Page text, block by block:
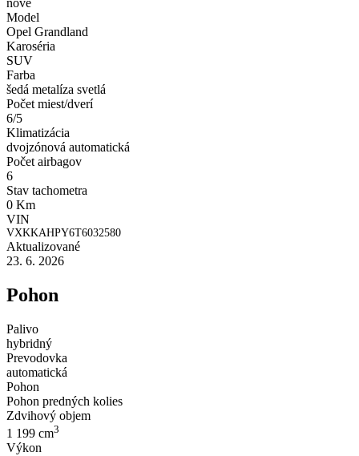
Model
Opel Grandland
Karoséria
SUV
Farba
šedá metalíza svetlá
Počet miest/dverí
6/5
Klimatizácia
dvojzónová automatická
Počet airbagov
6
Stav tachometra
0 Km
VIN
VXKKAHPY6T6032580
Aktualizované
23. 6. 2026
Pohon
Palivo
hybridný
Prevodovka
automatická
Pohon
Pohon predných kolies
Zdvihový objem
1 199 cm3
Výkon